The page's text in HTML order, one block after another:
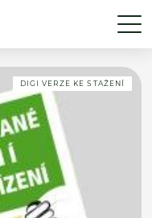
DIGI VERZE KE STAŽENÍ